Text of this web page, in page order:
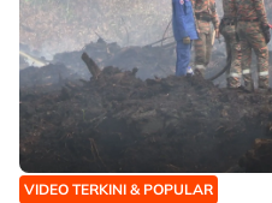
VIDEO TERKINI & POPULAR